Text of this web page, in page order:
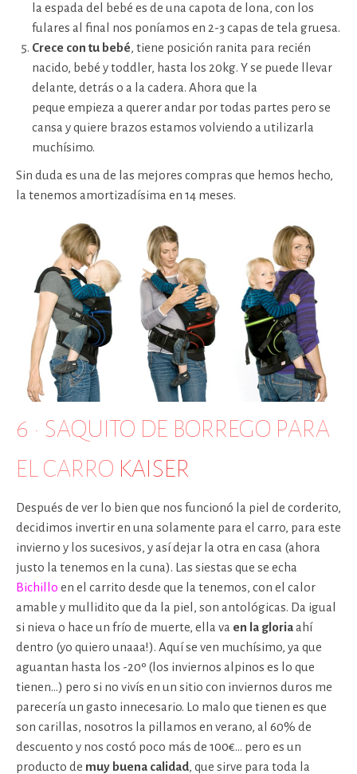
la espada del bebé es de una capota de lona, con los
fulares al final nos poníamos en 2-3 capas de tela gruesa.
Crece con tu bebé, tiene posición ranita para recién
nacido, bebé y toddler, hasta los 20kg. Y se puede llevar
delante, detrás o a la cadera. Ahora que la
peque empieza a querer andar por todas partes pero se
cansa y quiere brazos estamos volviendo a utilizarla
muchísimo.
Sin duda es una de las mejores compras que hemos hecho,
la tenemos amortizadísima en 14 meses.
6 · SAQUITO DE BORREGO PARA
EL CARRO KAISER
Después de ver lo bien que nos funcionó la piel de corderito,
decidimos invertir en una solamente para el carro, para este
invierno y los sucesivos, y así dejar la otra en casa (ahora
justo la tenemos en la cuna). Las siestas que se echa
Bichillo en el carrito desde que la tenemos, con el calor
amable y mullidito que da la piel, son antológicas. Da igual
si nieva o hace un frío de muerte, ella va en la gloriaahí
dentro (yo quiero unaaa!). Aquí se ven muchísimo, ya que
aguantan hasta los -20º (los inviernos alpinos es lo que
tienen…) pero si no vivís en un sitio con inviernos duros me
parecería un gasto innecesario. Lo malo que tienen es que
son carillas, nosotros la pillamos en verano, al 60% de
descuento y nos costó poco más de 100€… pero es un
producto de muy buena calidad, que sirve para toda la